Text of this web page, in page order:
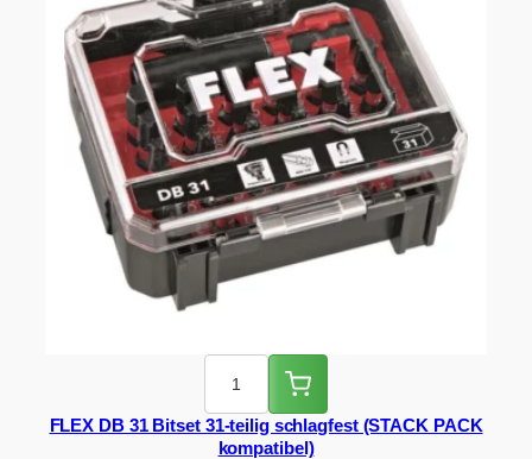
FLEX DB 31 Bitset 31-teilig schlagfest (STACK PACK
kompatibel)